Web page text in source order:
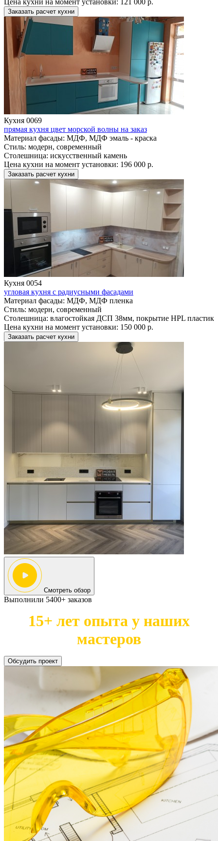
Заказать расчет кухни
Кухня 0069
прямая кухня цвет морской волны на заказ
Материал фасады: МДФ, МДФ эмаль - краска
Стиль: модерн, современный
Столешница: искусственный камень
Цена кухни на момент установки: 196 000 р.
Заказать расчет кухни
Кухня 0054
угловая кухня с радиусными фасадами
Материал фасады: МДФ, МДФ пленка
Стиль: модерн, современный
Столешница: влагостойкая ДСП 38мм, покрытие HPL пластик
Цена кухни на момент установки: 150 000 р.
Заказать расчет кухни
Смотреть обзор
Выполнили 5400+ заказов
15+ лет опыта у наших
мастеров
Обсудить проект